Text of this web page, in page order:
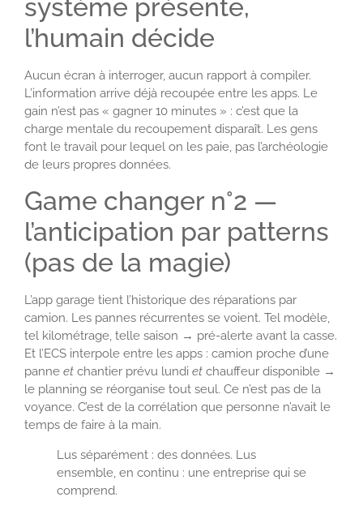
système présente,
l’humain décide
Aucun écran à interroger, aucun rapport à compiler.
L’information arrive déjà recoupée entre les apps. Le
gain n’est pas « gagner 10 minutes » : c’est que la
charge mentale du recoupement disparaît. Les gens
font le travail pour lequel on les paie, pas l’archéologie
de leurs propres données.
Game changer n°2 —
l’anticipation par patterns
(pas de la magie)
L’app garage tient l’historique des réparations par
camion. Les pannes récurrentes se voient. Tel modèle,
tel kilométrage, telle saison → pré-alerte avant la casse.
Et l’ECS interpole entre les apps : camion proche d’une
panne et chantier prévu lundi et chauffeur disponible →
le planning se réorganise tout seul. Ce n’est pas de la
voyance. C’est de la corrélation que personne n’avait le
temps de faire à la main.
Lus séparément : des données. Lus
ensemble, en continu : une entreprise qui se
comprend.